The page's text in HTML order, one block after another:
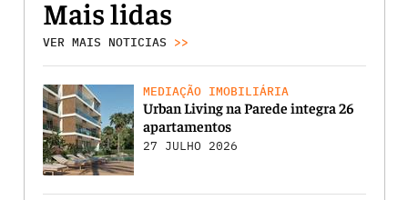
Mais lidas
VER MAIS NOTICIAS >>
MEDIAÇÃO IMOBILIÁRIA
Urban Living na Parede integra 26
apartamentos
27 JULHO 2026